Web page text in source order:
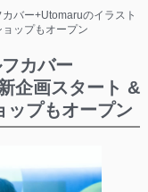
バー+Utomaruのイラスト
ップもオープン
カバー
企画スタート &
ップもオープン